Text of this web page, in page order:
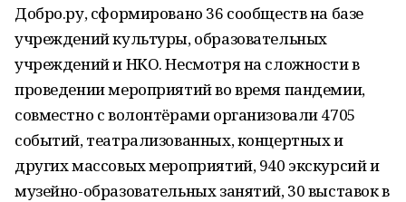
Добро.ру, сформировано 36 сообществ на базе
учреждений культуры, образовательных
учреждений и НКО. Несмотря на сложности в
проведении мероприятий во время пандемии,
совместно с волонтёрами организовали 4705
событий, театрализованных, концертных и
других массовых мероприятий, 940 экскурсий и
музейно-образовательных занятий, 30 выставок в